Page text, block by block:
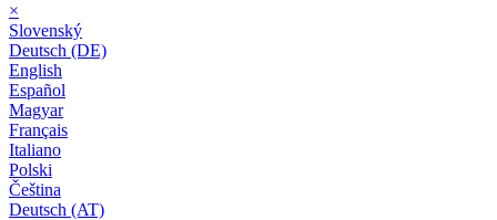
×
Slovenský
Deutsch (DE)
English
Español
Magyar
Français
Italiano
Polski
Čeština
Deutsch (AT)